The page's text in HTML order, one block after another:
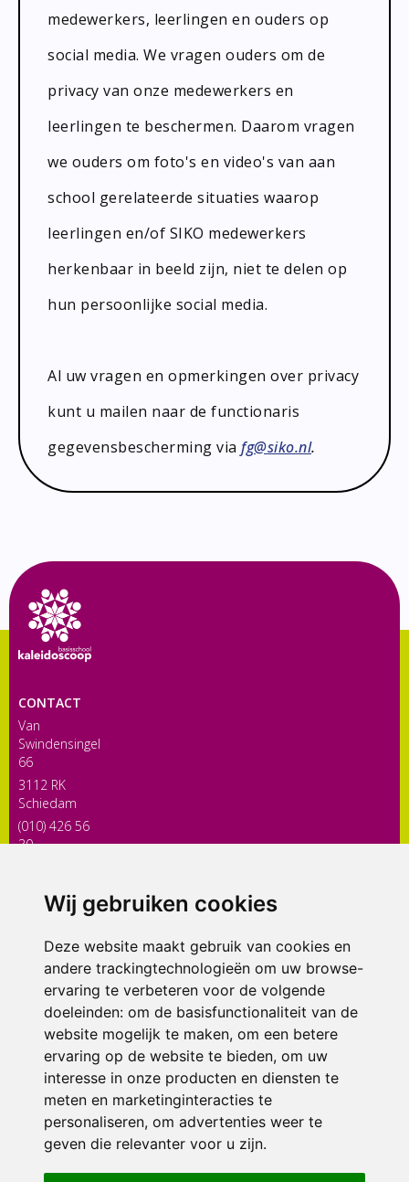
Wij gebruiken cookies
Deze website maakt gebruik van cookies en
andere trackingtechnologieën om uw browse-
ervaring te verbeteren voor de volgende
doeleinden: om de basisfunctionaliteit van de
website mogelijk te maken, om een betere
ervaring op de website te bieden, om uw
interesse in onze producten en diensten te
meten en marketinginteracties te
personaliseren, om advertenties weer te
geven die relevanter voor u zijn.
medewerkers, leerlingen en ouders op
social media. We vragen ouders om de
privacy van onze medewerkers en
leerlingen te beschermen. Daarom vragen
we ouders om foto's en video's van aan
school gerelateerde situaties waarop
leerlingen en/of SIKO medewerkers
herkenbaar in beeld zijn, niet te delen op
hun persoonlijke social media.
Al uw vragen en opmerkingen over privacy
kunt u mailen naar de functionaris
gegevensbescherming via fg@siko.nl.
CONTACT
Van
Swindensingel
66
3112 RK
Schiedam
(010) 426 56
30
ONDERDEEL VAN
© 2026 Kaleidoscoop | Alle rechten voorbehouden
Privacy policy|Disclaimer| Klachtenregeling|RSIN en Anbi
voorkeuren